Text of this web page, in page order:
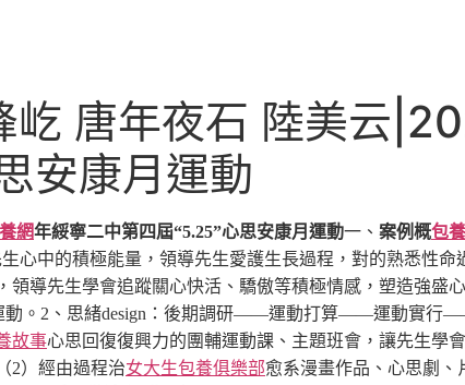
屹 唐年夜石 陸美云
安康月運動
網年綏寧二中第 四屆“5.25”心思安康月運動一、 案例概包養
心中的積極能量，領導先生愛護生長過程，對的熟悉性
導先生學會追蹤關心快活、驕傲等積極情感，塑造強盛
。 2、思緒design：後期調研——運動打算——運動實
故事心思回復復興力的團輔運動課、主題班會，讓先生學
2）經由過程治女大生包養俱樂部愈系漫畫作品、心思劇